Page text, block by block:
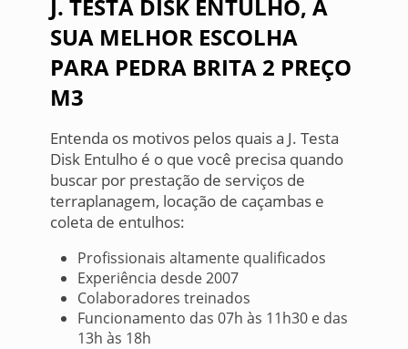
J. TESTA DISK ENTULHO, A
SUA MELHOR ESCOLHA
PARA PEDRA BRITA 2 PREÇO
M3
Entenda os motivos pelos quais a J. Testa
Disk Entulho é o que você precisa quando
buscar por prestação de serviços de
terraplanagem, locação de caçambas e
coleta de entulhos:
Profissionais altamente qualificados
Experiência desde 2007
Colaboradores treinados
Funcionamento das 07h às 11h30 e das
13h às 18h